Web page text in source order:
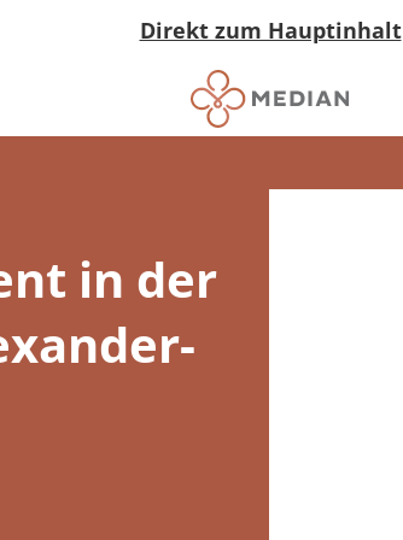
Direkt zum Hauptinhalt
in der